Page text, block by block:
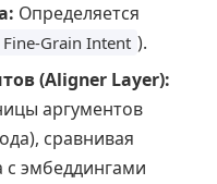
Определяется
Fine-Grain Intent ).
(Aligner Layer):
аргументов
сравнивая
с эмбеддингами